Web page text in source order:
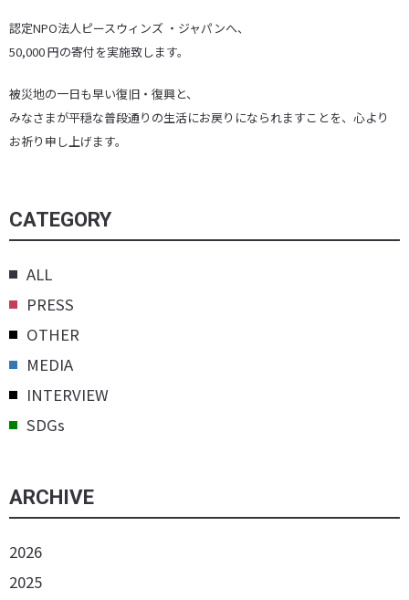
認定NPO法人ピースウィンズ ・ジャパンへ、
50,000 円の寄付を実施致します。
被災地の一日も早い復旧・復興と、
みなさまが平穏な普段通りの生活にお戻りになられますことを、心より
お祈り申し上げます。
CATEGORY
ALL
PRESS
OTHER
MEDIA
INTERVIEW
SDGs
ARCHIVE
2026
2025